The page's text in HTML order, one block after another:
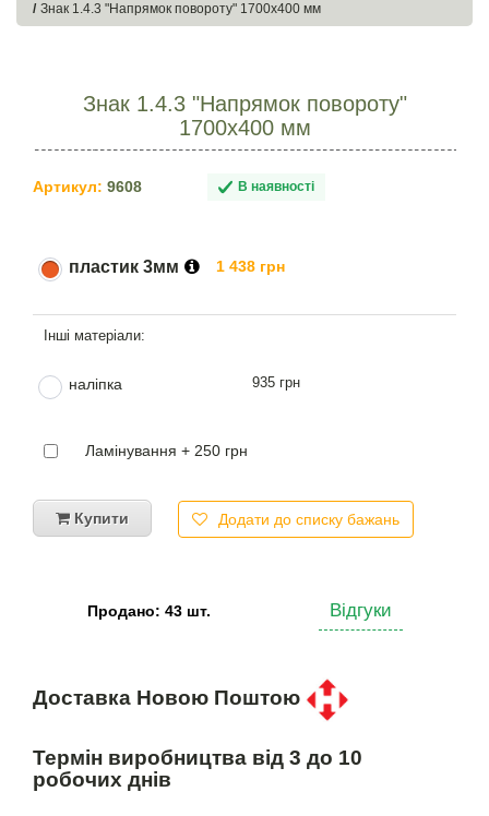
Знак 1.4.3 "Напрямок повороту" 1700х400 мм
Знак 1.4.3 "Напрямок повороту"
1700х400 мм
Артикул: 9608 В наявності
пластик 3мм 1 438 грн
наліпка 935 грн
Ламінування + 250 грн
Купити Додати до списку бажань
Продано: 43 шт. Відгуки
Доставка Новою Поштою
Термін виробництва від 3 до 10
робочих днів